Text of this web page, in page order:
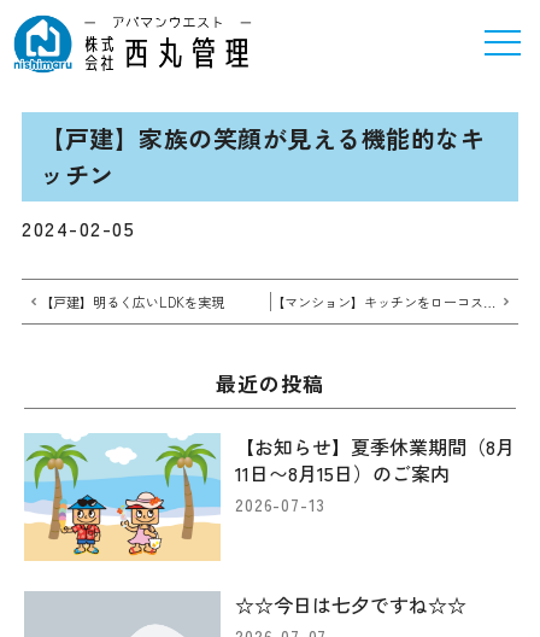
【戸建】家族の笑顔が見える機能的なキ
ッチン
2024-02-05
【戸建】明るく広いLDKを実現 【マンション】キッチンをローコストにリメイク
最近の投稿
【お知らせ】夏季休業期間（8月
11日〜8月15日）のご案内
2026-07-13
☆☆今日は七夕ですね☆☆